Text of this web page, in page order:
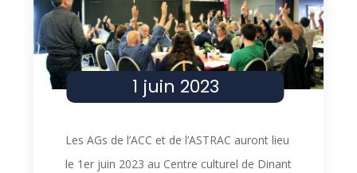
1 juin 2023
Les AGs de l’ACC et de l’ASTRAC auront lieu
le 1er juin 2023 au Centre culturel de Dinant